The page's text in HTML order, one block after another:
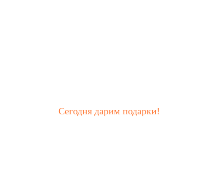
Сегодня дарим подарки!